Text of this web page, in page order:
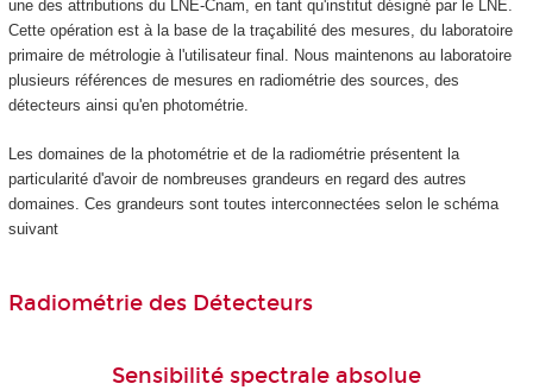
une des attributions du LNE-Cnam, en tant qu'institut désigné par le LNE.
Cette opération est à la base de la traçabilité des mesures, du laboratoire
primaire de métrologie à l'utilisateur final. Nous maintenons au laboratoire
plusieurs références de mesures en radiométrie des sources, des
détecteurs ainsi qu'en photométrie.
Les domaines de la photométrie et de la radiométrie présentent la
particularité d'avoir de nombreuses grandeurs en regard des autres
domaines. Ces grandeurs sont toutes interconnectées selon le schéma
suivant
Radiométrie des Détecteurs
Sensibilité spectrale absolue